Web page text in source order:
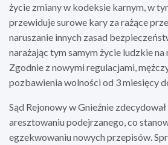
życie zmiany w kodeksie karnym, w
przewiduje surowe kary za rażące
naruszanie innych zasad
narażając tym samym życie ludzkie
Zgodnie z nowymi regulacjami,
pozbawienia wolności od 3 miesięcy
Sąd Rejonowy w Gnieźnie
aresztowaniu podejrzanego, co
egzekwowaniu nowych przepisów.